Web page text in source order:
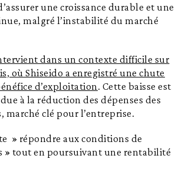
une croissance durable et une
malgré l’instabilité du marché
dans un contexte difficile sur
où Shiseido a enregistré une chute
d’exploitation . Cette baisse est
à la réduction des dépenses des
marché clé pour l’entreprise.
» répondre aux conditions de
» tout en poursuivant une rentabilité